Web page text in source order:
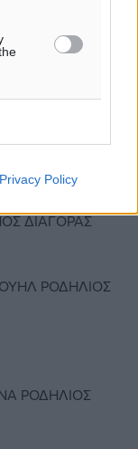
Privacy Policy
ΡΟΔΗΛΙΟΣ
ΔΙΑΓΟΡΑΣ
ΡΟΔΗΛΙΟΣ
ΡΟΔΗΛΙΟΣ